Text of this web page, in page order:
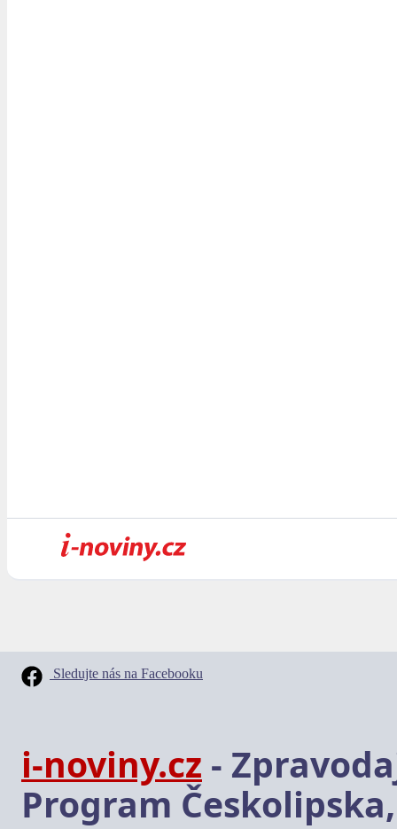
Sledujte nás na Facebooku
i-noviny.cz -
Program